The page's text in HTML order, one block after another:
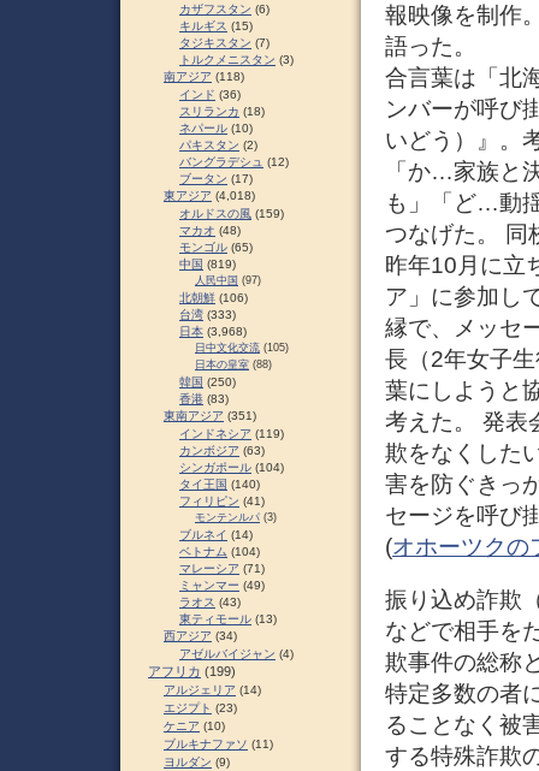
報映像を制作
語った。
合言葉は「北
ンバーが呼び
いどう）』。
「か…家族と
も」「ど…動
つなげた。 同
昨年10月に立
ア」に参加し
縁で、メッセ
長（2年女子
葉にしようと
考えた。 発表
欺をなくした
害を防ぐきっ
セージを呼び
(オホーツクの
振り込め詐欺
などで相手を
欺事件の総称
特定多数の者
ることなく被
する特殊詐欺
カザフスタン (6)
キルギス (15)
タジキスタン (7)
トルクメニスタン (3)
南アジア (118)
インド (36)
スリランカ (18)
ネパール (10)
パキスタン (2)
バングラデシュ (12)
ブータン (17)
東アジア (4,018)
オルドスの風 (159)
マカオ (48)
モンゴル (65)
中国 (819)
人民中国 (97)
北朝鮮 (106)
台湾 (333)
日本 (3,968)
日中文化交流 (105)
日本の皇室 (88)
韓国 (250)
香港 (83)
東南アジア (351)
インドネシア (119)
カンボジア (63)
シンガポール (104)
タイ王国 (140)
フィリピン (41)
モンテンルパ (3)
ブルネイ (14)
ベトナム (104)
マレーシア (71)
ミャンマー (49)
ラオス (43)
東ティモール (13)
西アジア (34)
アゼルバイジャン (4)
アフリカ (199)
アルジェリア (14)
エジプト (23)
ケニア (10)
ブルキナファソ (11)
ヨルダン (9)